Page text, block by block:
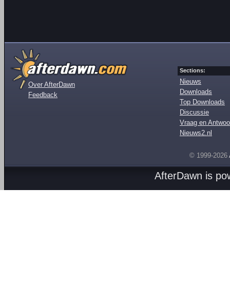
Over AfterDawn
Feedback
Sections:
Nieuws
Downloads
Top Downloads
Discussie
Vraag en
Nieuws2.nl
© 1999-2026
AfterDawn is